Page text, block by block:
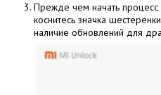
Прежде чем начать процесс
коснитесь значка
наличие обновлений для